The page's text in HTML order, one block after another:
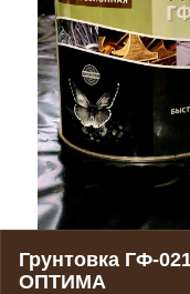
Грунтовка ГФ-
ОПТИМА